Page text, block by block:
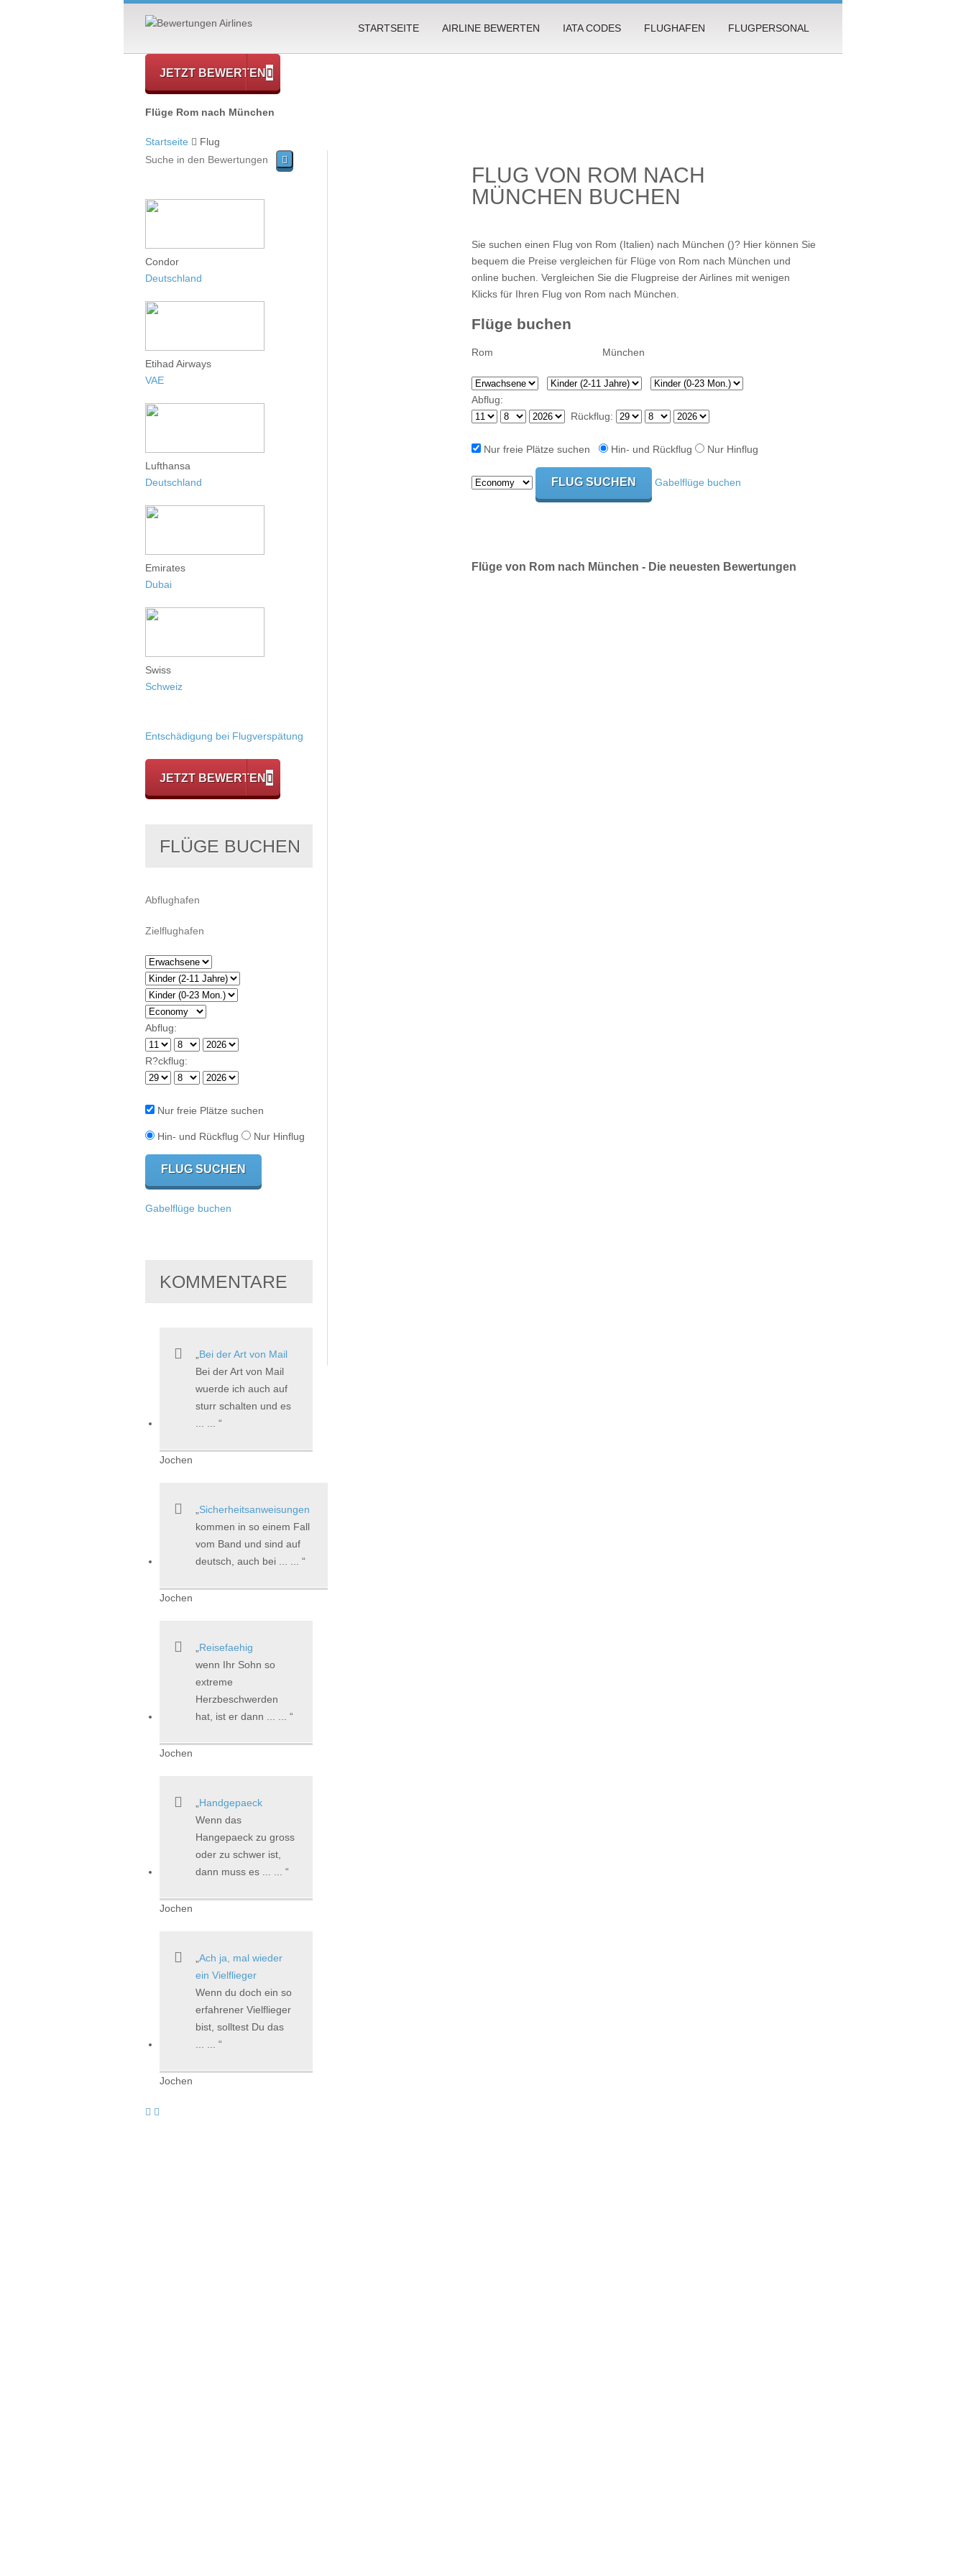
STARTSEITE AIRLINE BEWERTEN IATA CODES FLUGHAFEN FLUGPERSONAL
JETZT BEWERTEN
Flüge Rom nach München
Startseite Flug
FLUG VON ROM NACH
MÜNCHEN BUCHEN
Sie suchen einen Flug von Rom (Italien) nach München ()? Hier können Sie
bequem die Preise vergleichen für Flüge von Rom nach München und
online buchen. Vergleichen Sie die Flugpreise der Airlines mit wenigen
Klicks für Ihren Flug von Rom nach München.
Flüge buchen
Abflug:
Rückflug:
Nur freie Plätze suchen Hin- und Rückflug Nur Hinflug
Gabelflüge buchen
Flüge von Rom nach München - Die neuesten Bewertungen
Condor
Deutschland
Etihad Airways
VAE
Lufthansa
Deutschland
Emirates
Dubai
Swiss
Schweiz
Entschädigung bei Flugverspätung
JETZT BEWERTEN
FLÜGE BUCHEN
Abflug:
R?ckflug:
Nur freie Plätze suchen
Hin- und Rückflug Nur Hinflug
Gabelflüge buchen
KOMMENTARE
Bei der Art von Mail
Bei der Art von Mail
wuerde ich auch auf
sturr schalten und es
... ...
Jochen
Sicherheitsanweisungen
kommen in so einem Fall
vom Band und sind auf
deutsch, auch bei ... ...
Jochen
Reisefaehig
wenn Ihr Sohn so
extreme
Herzbeschwerden
hat, ist er dann ... ...
Jochen
Handgepaeck
Wenn das
Hangepaeck zu gross
oder zu schwer ist,
dann muss es ... ...
Jochen
Ach ja, mal wieder
ein Vielflieger
Wenn du doch ein so
erfahrener Vielflieger
bist, solltest Du das
... ...
Jochen